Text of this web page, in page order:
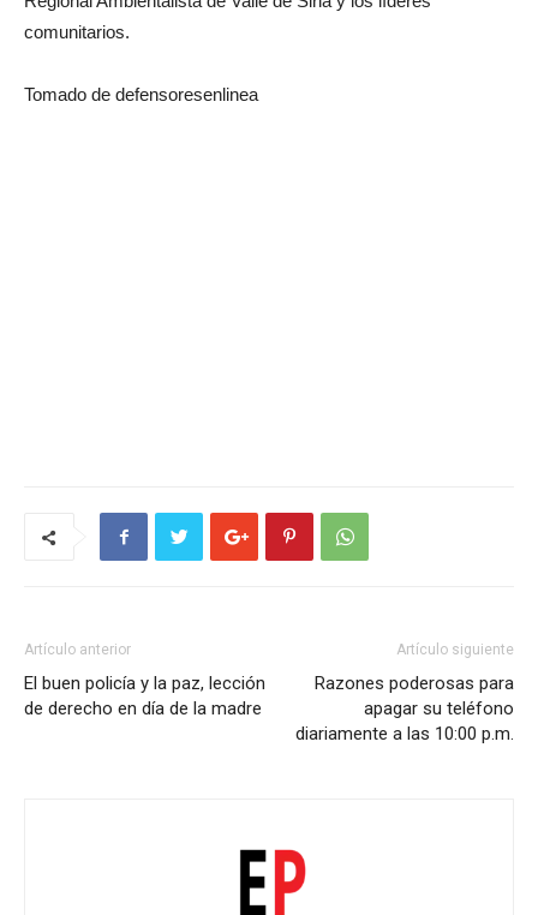
comunitarios.
Tomado de defensoresenlinea
Artículo anterior
El buen policía y la paz, lección
de derecho en día de la madre
Artículo siguiente
Razones poderosas para
apagar su teléfono
diariamente a las 10:00 p.m.